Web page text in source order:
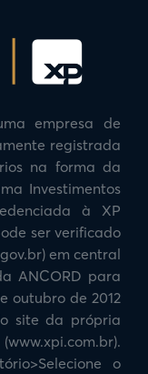
empresa de
registrada
na forma da
Investimentos
à XP
ser verificado
em central
ANCORD para
outubro de 2012
site da própria
o